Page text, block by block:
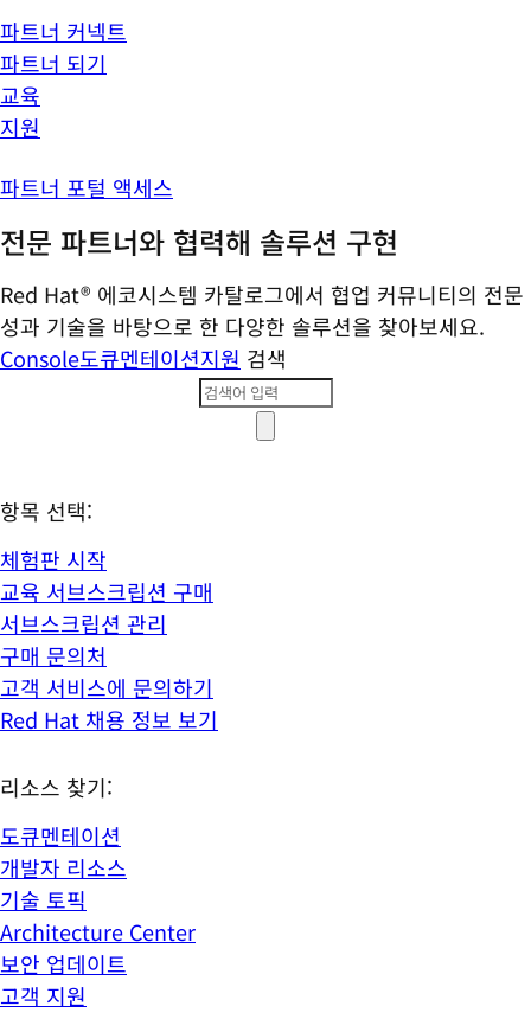
파트너 커넥트
파트너 되기
교육
지원
파트너 포털 액세스
전문 파트너와 협력해 솔루션 구현
Red Hat® 에코시스템 카탈로그에서 협업 커뮤니티의 전문
성과 기술을 바탕으로 한 다양한 솔루션을 찾아보세요.
Console도큐멘테이션지원 검색
항목 선택:
체험판 시작
교육 서브스크립션 구매
서브스크립션 관리
구매 문의처
고객 서비스에 문의하기
Red Hat 채용 정보 보기
리소스 찾기:
도큐멘테이션
개발자 리소스
기술 토픽
Architecture Center
보안 업데이트
고객 지원